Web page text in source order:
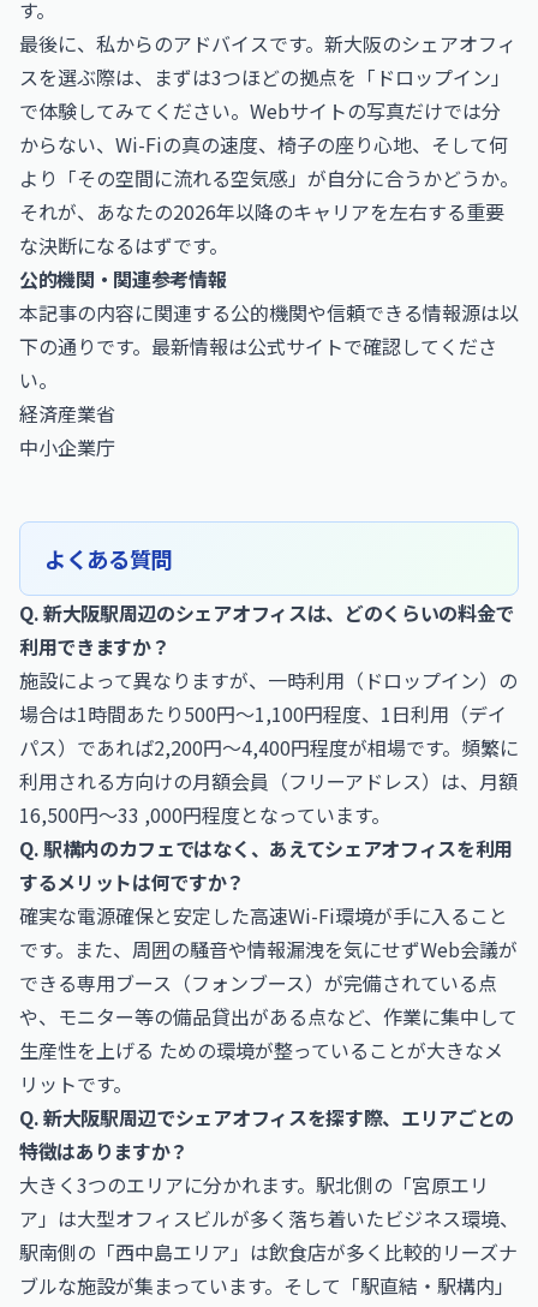
す。
最後に、私からのアドバイスです。新大阪のシェアオフィ
スを選ぶ際は、まずは3つほどの拠点を「ドロップイン」
で体験してみてください。Webサイトの写真だけでは分
からない、Wi-Fiの真の速度、椅子の座り心地、そして何
より「その空間に流れる空気感」が自分に合うかどうか。
それが、あなたの2026年以降のキャリアを左右する重要
な決断になるはずです。
公的機関・関連参考情報
本記事の内容に関連する公的機関や信頼できる情報源は以
下の通りです。最新情報は公式サイトで確認してくださ
い。
経済産業省
中小企業庁
よくある質問
Q. 新大阪駅周辺のシェアオフィスは、どのくらいの料金で
利用できますか？
施設によって異なりますが、一時利用（ドロップイン）の
場合は1時間あたり500円〜1,100円程度、1日利用（デイ
パス）であれば2,200円〜4,400円程度が相場です。頻繁に
利用される方向けの月額会員（フリーアドレス）は、月額
16,500円〜33 ,000円程度となっています。
Q. 駅構内のカフェではなく、あえてシェアオフィスを利用
するメリットは何ですか？
確実な電源確保と安定した高速Wi-Fi環境が手に入ること
です。また、周囲の騒音や情報漏洩を気にせずWeb会議が
できる専用ブース（フォンブース）が完備されている点
や、モニター等の備品貸出がある点など、作業に集中して
生産性を上げる ための環境が整っていることが大きなメ
リットです。
Q. 新大阪駅周辺でシェアオフィスを探す際、エリアごとの
特徴はありますか？
大きく3つのエリアに分かれます。駅北側の「宮原エリ
ア」は大型オフィスビルが多く落ち着いたビジネス環境、
駅南側の「西中島エリア」は飲食店が多く比較的リーズナ
ブルな施設が集まっています。そして「駅直結・駅構内」